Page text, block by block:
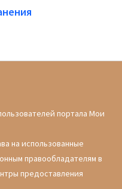
портала Мои
на использованные
правообладателям в
предоставления